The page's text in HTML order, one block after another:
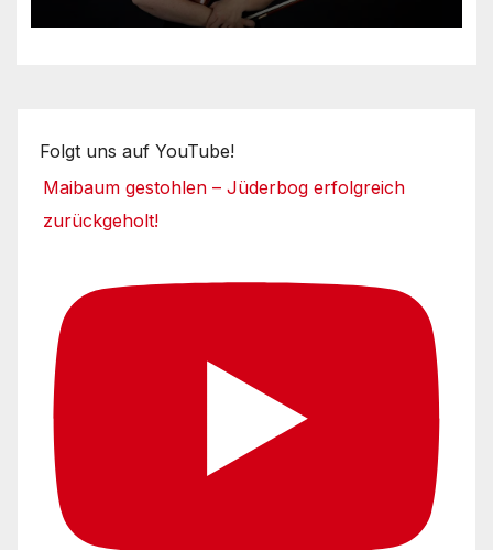
Folgt uns auf YouTube!
Maibaum gestohlen – Jüderbog erfolgreich
zurückgeholt!